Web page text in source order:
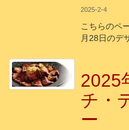
2025-2-4
こちらのペ
月28日のデ
2025
チ・
ー